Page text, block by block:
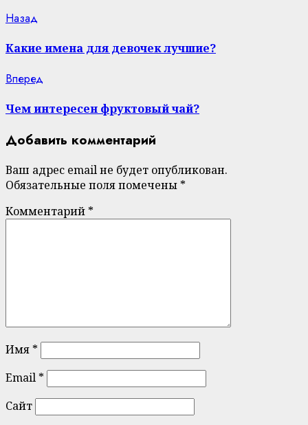
Continue
Reading
Назад
Какие имена для девочек лучшие?
Вперед
Чем интересен фруктовый чай?
Добавить комментарий
Ваш адрес email не будет опубликован.
Обязательные поля помечены *
Комментарий *
Имя *
Email *
Сайт